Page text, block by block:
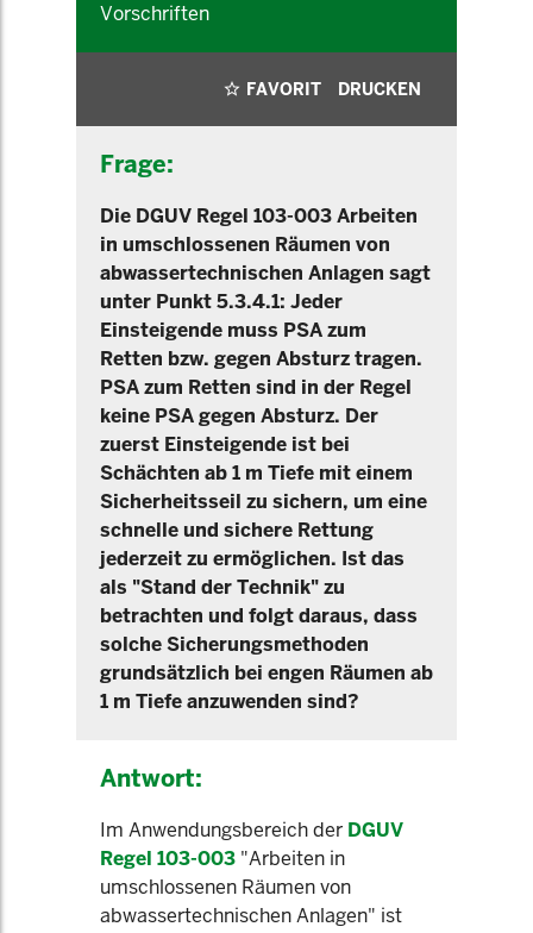
Vorschriften
FAVORIT DRUCKEN
Frage:
Die DGUV Regel 103-003 Arbeiten
in umschlossenen Räumen von
abwassertechnischen Anlagen sagt
unter Punkt 5.3.4.1: Jeder
Einsteigende muss PSA zum
Retten bzw. gegen Absturz tragen.
PSA zum Retten sind in der Regel
keine PSA gegen Absturz. Der
zuerst Einsteigende ist bei
Schächten ab 1 m Tiefe mit einem
Sicherheitsseil zu sichern, um eine
schnelle und sichere Rettung
jederzeit zu ermöglichen. Ist das
als "Stand der Technik" zu
betrachten und folgt daraus, dass
solche Sicherungsmethoden
grundsätzlich bei engen Räumen ab
1 m Tiefe anzuwenden sind?
Antwort:
Im Anwendungsbereich der DGUV
Regel 103-003 "Arbeiten in
umschlossenen Räumen von
abwassertechnischen Anlagen" ist